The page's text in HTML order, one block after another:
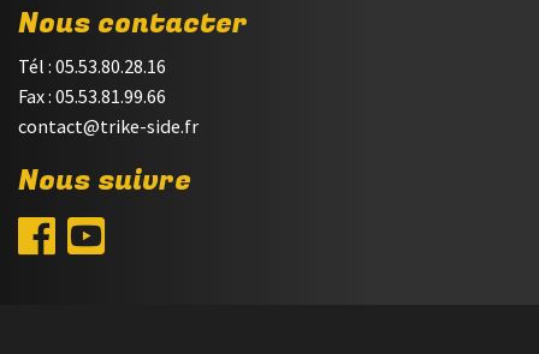
Nous contacter
Tél : 05.53.80.28.16
Fax : 05.53.81.99.66
contact@trike-side.fr
Nous suivre